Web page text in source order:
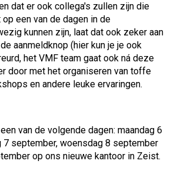
dat er ook collega's zullen zijn die
een van de dagen in de
kunnen zijn, laat dat ook zeker aan
aanmeldknop (hier kun je je ook
het VMF team gaat ook ná deze
door met het organiseren van toffe
en andere leuke ervaringen.
van de volgende dagen: maandag 6
7 september, woensdag 8 september
op ons nieuwe kantoor in Zeist.